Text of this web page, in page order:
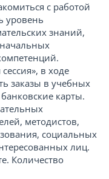
с работой
уровень
знаний,
в ходе
заказы в учебных
карты.
методистов,
социальных
лиц.
Количество